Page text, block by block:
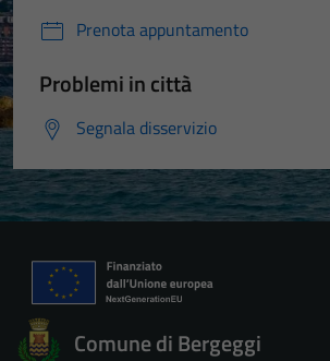
Prenota appuntamento
Problemi in città
Segnala disservizio
Comune di Bergeggi